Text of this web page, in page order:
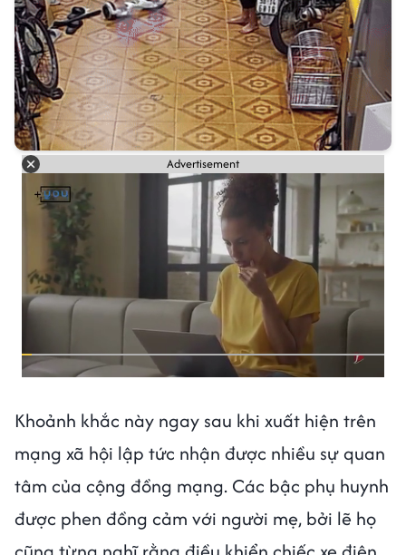
Advertisement
Khoảnh khắc này ngay sau khi xuất hiện trên
mạng xã hội lập tức nhận được nhiều sự quan
tâm của cộng đồng mạng. Các bậc phụ huynh
được phen đồng cảm với người mẹ, bởi lẽ họ